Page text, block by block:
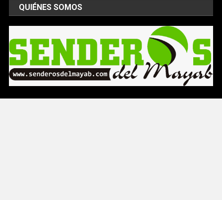
QUIÉNES SOMOS